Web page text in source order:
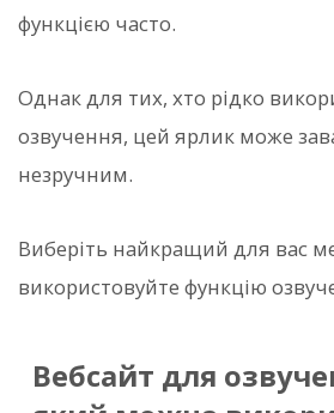
функцією часто.
Однак для тих, хто рідко
озвучення, цей ярлик може
незручним.
Виберіть найкращий для вас
використовуйте функцію
Вебсайт для